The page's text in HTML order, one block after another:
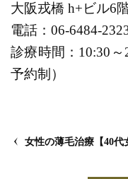
大阪戎橋 h+ビル6
電話：06-6484-
診療時間：10:30
予約制）
女性の薄毛治療【40代